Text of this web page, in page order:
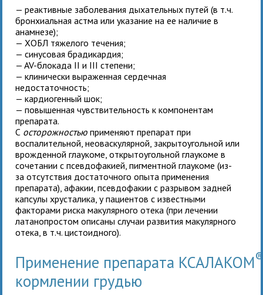
— реактивные заболевания дыхательных путей (в т.ч.
бронхиальная астма или указание на ее наличие в
анамнезе);
— ХОБЛ тяжелого течения;
— синусовая брадикардия;
— AV-блокада II и III степени;
— клинически выраженная сердечная
недостаточность;
— кардиогенный шок;
— повышенная чувствительность к компонентам
препарата.
С осторожностью применяют препарат при
воспалительной, неоваскулярной, закрытоугольной или
врожденной глаукоме, открытоугольной глаукоме в
сочетании с псевдофакией, пигментной глаукоме (из-
за отсутствия достаточного опыта применения
препарата), афакии, псевдофакии с разрывом задней
капсулы хрусталика, у пациентов с известными
факторами риска макулярного отека (при лечении
латанопростом описаны случаи развития макулярного
отека, в т.ч. цистоидного).
Применение препарата КСАЛАКОМ
кормлении грудью